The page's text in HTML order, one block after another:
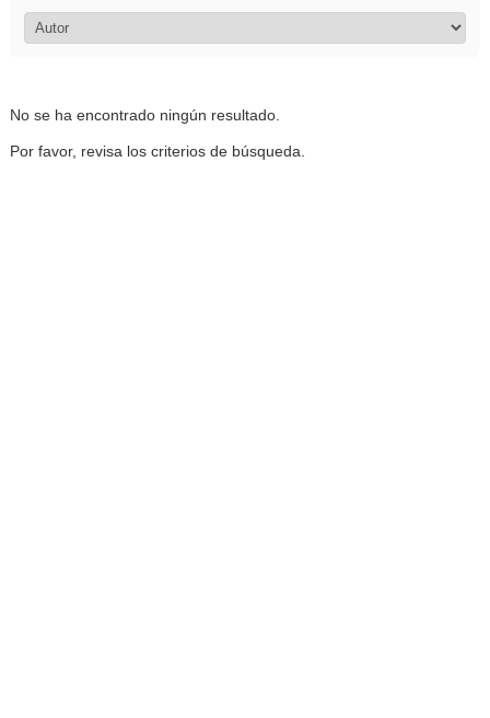
No se ha encontrado ningún resultado.
Por favor, revisa los criterios de búsqueda.